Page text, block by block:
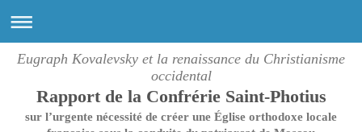
Eugraph Kovalevsky et la renaissance du Christianisme
occidental
Rapport de la Confrérie Saint-Photius
sur l’urgente nécessité de créer une Église orthodoxe locale